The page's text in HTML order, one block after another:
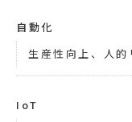
自動化
生産性向上、人
IoT